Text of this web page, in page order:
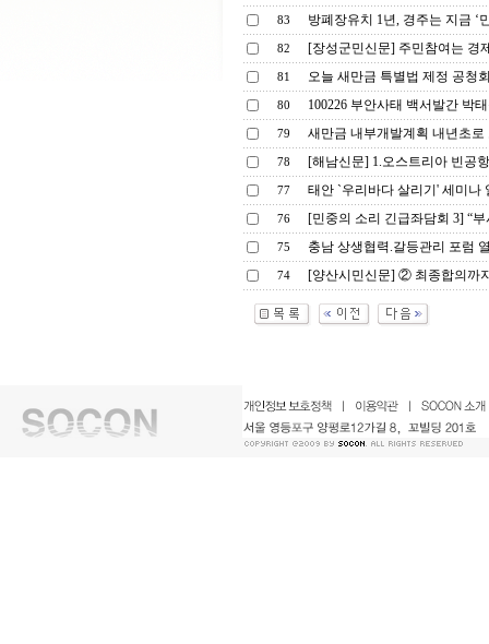
83 방폐장유치 1년, 경주는 지금 ‘
82 [장성군민신문] 주민참여는 경
81 오늘 새만금 특별법 제정 공청
80 100226 부안사태 백서발간 박
79 새만금 내부개발계획 내년초로
78 [해남신문] 1.오스트리아 빈공
77 태안 `우리바다 살리기' 세미나
76 [민중의 소리 긴급좌담회 3] “
75 충남 상생협력.갈등관리 포럼
74 [양산시민신문] ② 최종합의까